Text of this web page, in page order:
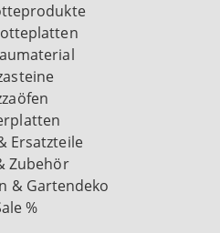
Ersatzteile
Zubehör
& Gartendeko
%